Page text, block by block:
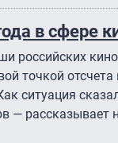
в сфере
российских
точкой
ситуация
— рассказывает